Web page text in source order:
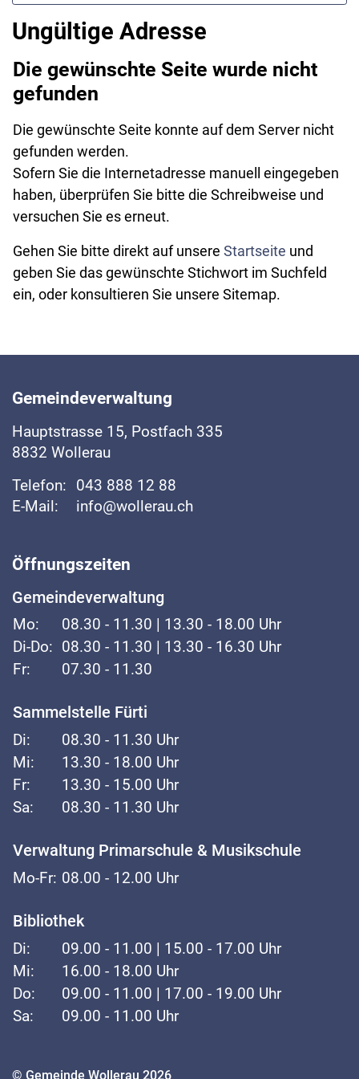
Ungültige Adresse
Die gewünschte Seite wurde nicht
gefunden
Die gewünschte Seite konnte auf dem Server nicht
gefunden werden.
Sofern Sie die Internetadresse manuell eingegeben
haben, überprüfen Sie bitte die Schreibweise und
versuchen Sie es erneut.
Gehen Sie bitte direkt auf unsere Startseite und
geben Sie das gewünschte Stichwort im Suchfeld
ein, oder konsultieren Sie unsere Sitemap.
Gemeindeverwaltung
Hauptstrasse 15, Postfach 335
8832 Wollerau
Telefon:
043 888 12 88
E-Mail:
info@wollerau.ch
Öffnungszeiten
Gemeindeverwaltung
Mo:
08.30 - 11.30 | 13.30 - 18.00 Uhr
Di-Do: 08.30 - 11.30 | 13.30 - 16.30 Uhr
Fr:
07.30 - 11.30
Sammelstelle Fürti
Di:
08.30 - 11.30 Uhr
Mi:
13.30 - 18.00 Uhr
Fr:
13.30 - 15.00 Uhr
Sa:
08.30 - 11.30 Uhr
Verwaltung Primarschule & Musikschule
Mo-Fr: 08.00 - 12.00 Uhr
Bibliothek
Di:
09.00 - 11.00 | 15.00 - 17.00 Uhr
Mi:
16.00 - 18.00 Uhr
Do:
09.00 - 11.00 | 17.00 - 19.00 Uhr
Sa:
09.00 - 11.00 Uhr
© Gemeinde Wollerau 2026
Toolbar